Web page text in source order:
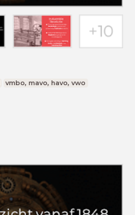
vmbo, mavo, havo, vwo